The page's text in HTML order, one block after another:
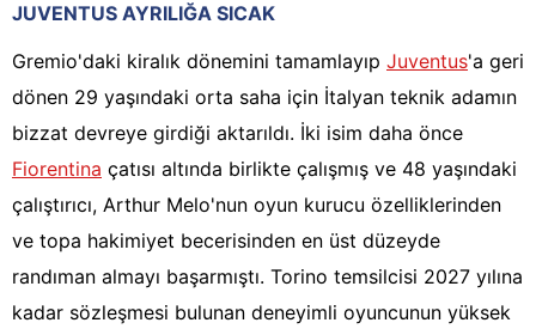
JUVENTUS AYRILIĞA SICAK
Gremio'daki kiralık dönemini tamamlayıp Juventus'a geri
dönen 29 yaşındaki orta saha için İtalyan teknik adamın
bizzat devreye girdiği aktarıldı. İki isim daha önce
Fiorentina çatısı altında birlikte çalışmış ve 48 yaşındaki
çalıştırıcı, Arthur Melo'nun oyun kurucu özelliklerinden
ve topa hakimiyet becerisinden en üst düzeyde
randıman almayı başarmıştı. Torino temsilcisi 2027 yılına
kadar sözleşmesi bulunan deneyimli oyuncunun yüksek